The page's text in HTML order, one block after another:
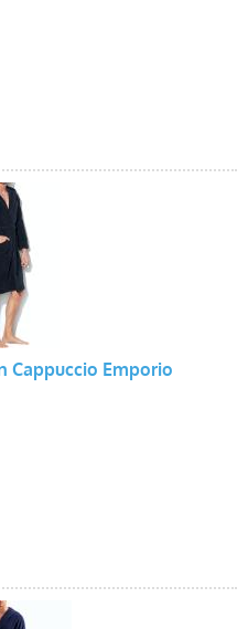
Cappuccio Emporio